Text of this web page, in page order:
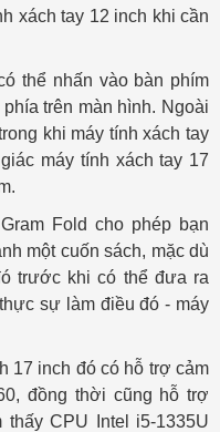
xách tay 12 inch khi cần
thể nhấn vào bàn phím
trên màn hình. Ngoài
khi máy tính xách tay
máy tính xách tay 17
Fold cho phép bạn
một cuốn sách, mặc dù
trước khi có thể đưa ra
sự làm điều đó - máy
17 inch đó có hỗ trợ cảm
đồng thời cũng hỗ trợ
thấy CPU Intel i5-1335U